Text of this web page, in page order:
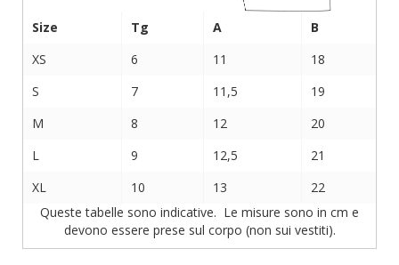
Size Tg A
B
XS
6 11
18
S
7 11,5
19
M
8 12
20
L
9 12,5
21
XL
10 13
22
Queste tabelle sono indicative. Le misure sono in cm e
devono essere prese sul corpo (non sui vestiti).